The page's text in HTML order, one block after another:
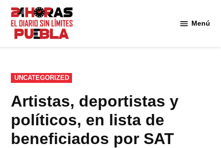
Saltar
contenido
Menú
PUBLICADO
EN
UNCATEGORIZED
Artistas, deportistas y
políticos, en lista de
beneficiados por SAT